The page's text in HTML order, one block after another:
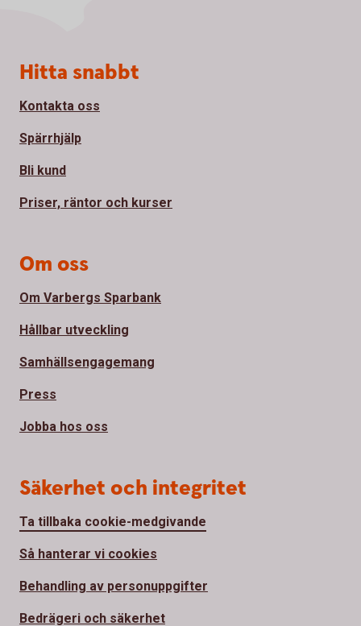
Sidfot
Hitta snabbt
Kontakta oss
Spärrhjälp
Bli kund
Priser, räntor och kurser
Om oss
Om Varbergs Sparbank
Hållbar utveckling
Samhällsengagemang
Press
Jobba hos oss
Säkerhet och integritet
Ta tillbaka cookie-medgivande
Så hanterar vi cookies
Behandling av personuppgifter
Bedrägeri och säkerhet